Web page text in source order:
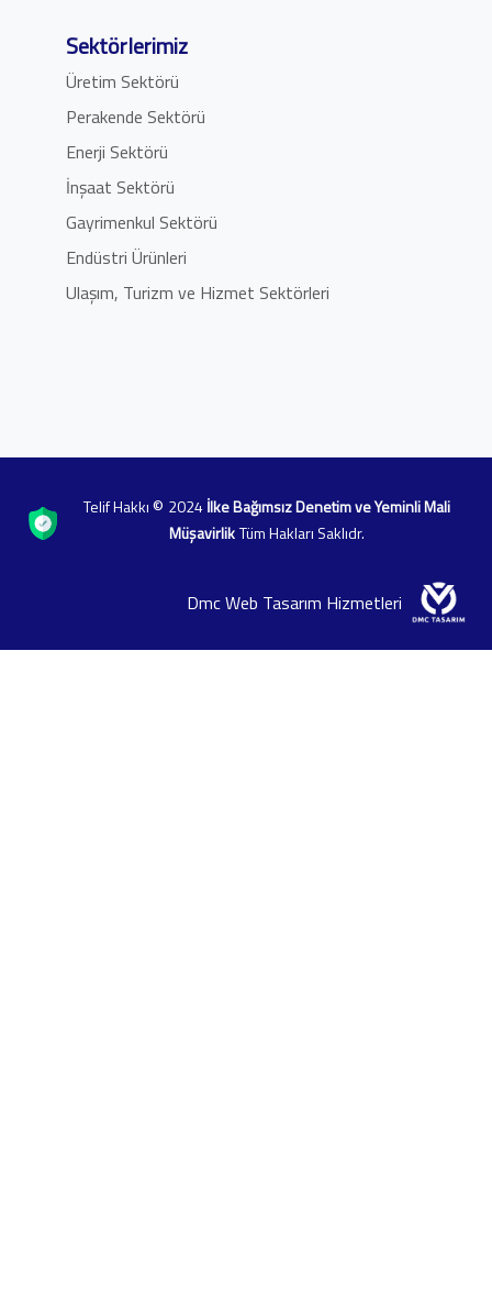
Sektörlerimiz
Üretim Sektörü
Perakende Sektörü
Enerji Sektörü
İnşaat Sektörü
Gayrimenkul Sektörü
Endüstri Ürünleri
Ulaşım, Turizm ve Hizmet Sektörleri
Telif Hakkı© 2024İlke Bağımsız Denetim ve Yeminli Mali
MüşavirlikTüm Hakları Saklıdr.
Dmc Web Tasarım Hizmetleri